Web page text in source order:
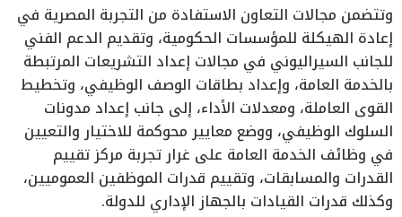
وتتضمن مجالات التعاون الاستفادة من التجربة المصرية في
إعادة الهيكلة للمؤسسات الحكومية، وتقديم الدعم الفني
للجانب السيراليوني في مجالات إعداد التشريعات المرتبطة
بالخدمة العامة، وإعداد بطاقات الوصف الوظيفي، وتخطيط
القوى العاملة، ومعدلات الأداء، إلى جانب إعداد مدونات
السلوك الوظيفي، ووضع معايير محوكمة للاختيار والتعيين
في وظائف الخدمة العامة على غرار تجربة مركز تقييم
القدرات والمسابقات، وتقييم قدرات الموظفين العموميين،
وكذلك قدرات القيادات بالجهاز الإداري للدولة.